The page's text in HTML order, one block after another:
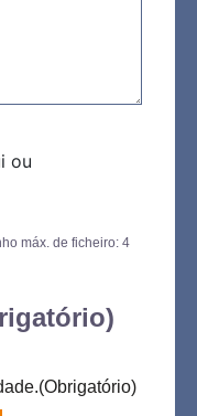
ou
máx. de ficheiro: 4
(Obrigatório)